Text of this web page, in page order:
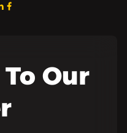
Our